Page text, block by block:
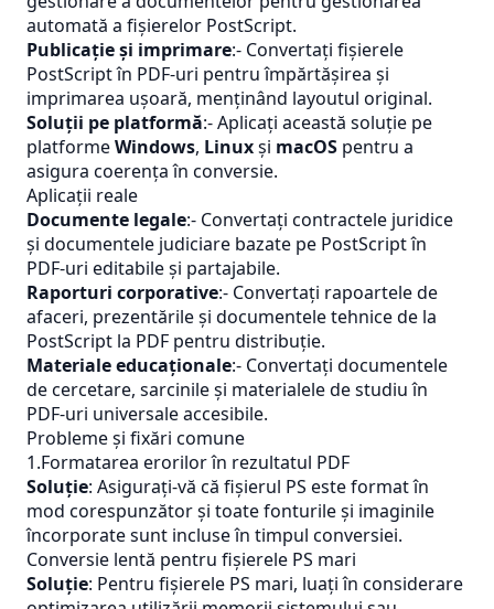
automată a fișierelor PostScript.
Publicaţie şi imprimare:- Convertați fișierele
PostScript în PDF-uri pentru împărtășirea și
imprimarea ușoară, menținând layoutul original.
Soluții pe platformă:- Aplicați această soluție pe
platformeWindows, Linuxși macOS pentru a
asigura coerența în conversie.
Aplicații reale
Documente legale:- Convertați contractele juridice
și documentele judiciare bazate pe PostScript în
PDF-uri editabile și partajabile.
Raporturi corporative:- Convertați rapoartele de
afaceri, prezentările și documentele tehnice de la
PostScript la PDF pentru distribuție.
Materiale educaționale:- Convertați documentele
de cercetare, sarcinile și materialele de studiu în
PDF-uri universale accesibile.
Probleme și fixări comune
1.Formatarea erorilor în rezultatul PDF
Soluție: Asigurați-vă că fișierul PS este format în
mod corespunzător și toate fonturile și imaginile
încorporate sunt incluse în timpul conversiei.
Conversie lentă pentru fișierele PS mari
Soluție: Pentru fișierele PS mari, luați în considerare